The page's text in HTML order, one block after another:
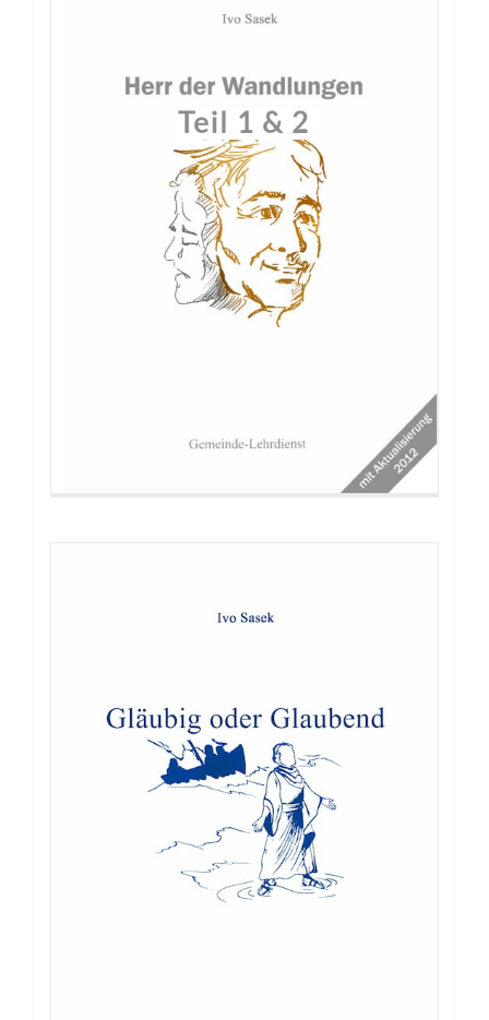
Buch: Gläubig oder glaubend
Buch: OCG Jugend